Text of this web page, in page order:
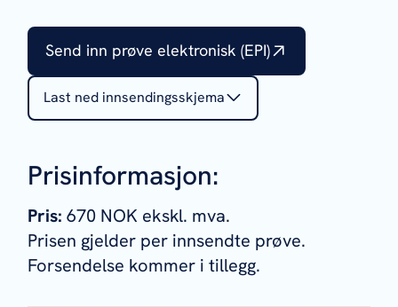
Send inn prøve elektronisk (EPI)
Last ned innsendingsskjema
Prisinformasjon:
Pris: 670 NOK ekskl. mva.
Prisen gjelder per innsendte prøve.
Forsendelse kommer i tillegg.